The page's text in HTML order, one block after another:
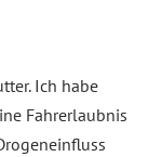
Ich habe
Fahrerlaubnis